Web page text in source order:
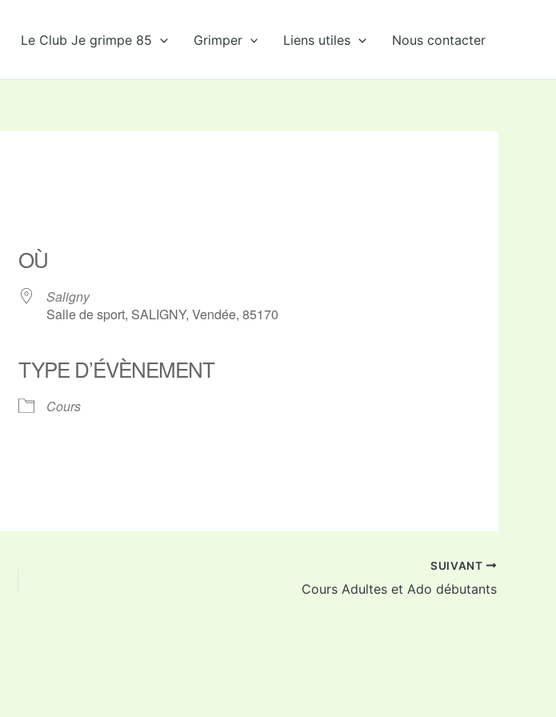
Le Club Je grimpe 85 Grimper Liens utiles Nous contacter
iCalendar
OÙ
Saligny
Salle de sport, SALIGNY, Vendée, 85170
TYPE D’ÉVÈNEMENT
Cours
SUIVANT
Cours Adultes et Ado débutants